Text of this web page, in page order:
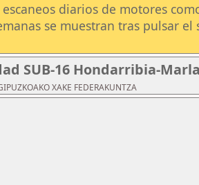
diarios de motores
se muestran tras pulsar
SUB-16 Hondarribia-
XAKE FEDERAKUNTZA